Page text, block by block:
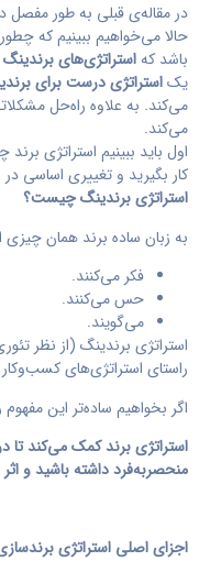
در مقاله‌ی قبلی به طور
حالا می‌خواهیم ببینیم که
باشد کهاستراتژی‌های برندینگ
یکاستراتژی درست برای
می‌کند. به علاوه راه‌حل
می‌کند.
اول باید ببینیم استراتژی
کار بگیرید و تغییری اساسی در
استراتژی برندینگ چیست؟
به زبان ساده برند همان چیزی
فکر می‌کنند.
حس می‌کنند.
می‌گویند.
استراتژی برندینگ (از نظر
راستای استراتژی‌های
اگر بخواهیم ساده‌تر این مفهوم
استراتژی برند کمک می‌کند تا
منحصربه‌فرد داشته باشید و
اجزای اصلی استراتژی